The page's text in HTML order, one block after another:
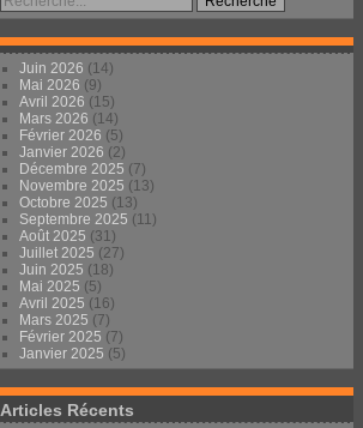
Juin 2026 (14)
Mai 2026 (9)
Avril 2026 (15)
Mars 2026 (14)
Février 2026 (5)
Janvier 2026 (2)
Décembre 2025 (7)
Novembre 2025 (13)
Octobre 2025 (13)
Septembre 2025 (11)
Août 2025 (31)
Juillet 2025 (27)
Juin 2025 (18)
Mai 2025 (5)
Avril 2025 (16)
Mars 2025 (7)
Février 2025 (7)
Janvier 2025 (5)
Articles Récents